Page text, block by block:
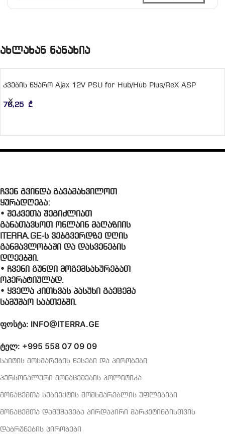
ახლახან ნანახია
კვების წყარო Ajax 12V PSU for Hub/Hub Plus/ReX ASP
76,25 ₾
ჩვენ გვინდა გავამახვილოთ
ყურადღება:
• შეკვეთა შეგიძლიათ
განათავსოთ ონლაინ მაღაზიის
ITERRA.GE-ს ვებგვერდზე დღის
განმავლობაში და დასვენების
დღეებში.
• ჩვენი გუნდი მოგემსახურებათ
ოპერატიულად.
• ყველა კითხვას პასუხი გაეცემა
სამუშაო საათებში.
ფოსტა: INFO@ITERRA.GE
ტელ: +995 558 07 09 09
საიტის მოხმარების წესები და პირობები
პერსონალური მონაცემების პოლიტიკა
მონაცემთა სუბიექტის მომხმარებლის უფლებები
მონაცემთა დამუშავება პირდაპირი მარკეტინგისთვის
დაბრუნების პირობები